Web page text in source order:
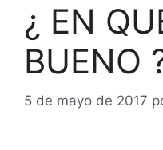
¿ EN
BUENO
5 de mayo de 2017